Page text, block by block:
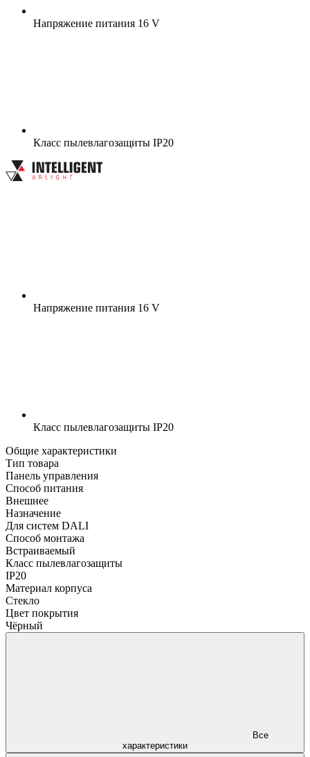
Напряжение питания 16 V
Класс пылевлагозащиты IP20
Напряжение питания 16 V
Класс пылевлагозащиты IP20
Общие характеристики
Тип товара
Панель управления
Способ питания
Внешнее
Назначение
Для систем DALI
Способ монтажа
Встраиваемый
Класс пылевлагозащиты
IP20
Материал корпуса
Стекло
Цвет покрытия
Чёрный
характеристики